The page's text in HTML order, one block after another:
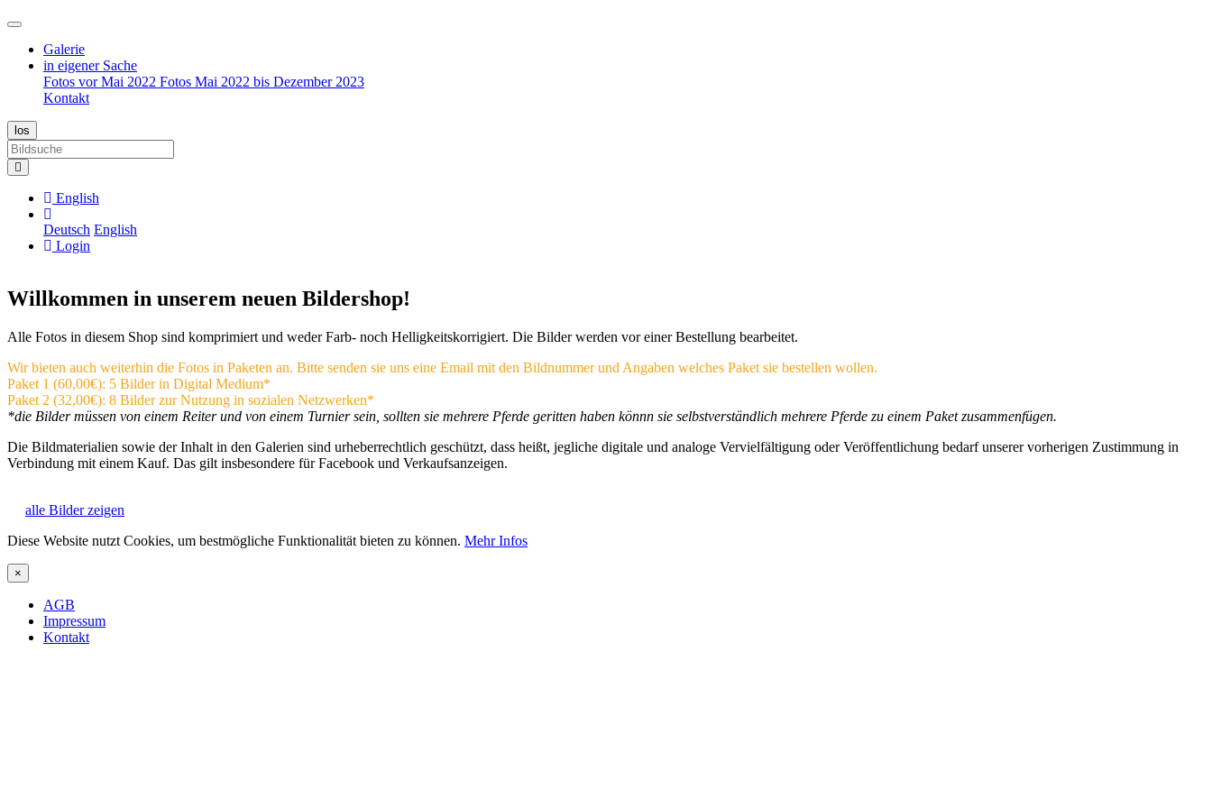
Galerie
in eigener Sache
Fotos vor Mai 2022 Fotos Mai 2022 bis Dezember 2023
Kontakt
English
Deutsch English
Login
Willkommen in unserem neuen Bildershop!
Alle Fotos in diesem Shop sind komprimiert und weder Farb- noch Helligkeitskorrigiert. Die Bilder werden vor einer Bestellung bearbeitet.
Wir bieten auch weiterhin die Fotos in Paketen an. Bitte senden sie uns eine Email mit den Bildnummer und Angaben welches Paket sie bestellen wollen.
Paket 1 (60,00€): 5 Bilder in Digital Medium*
Paket 2 (32,00€): 8 Bilder zur Nutzung in sozialen Netzwerken*
*die Bilder müssen von einem Reiter und von einem Turnier sein, sollten sie mehrere Pferde geritten haben könnn sie selbstverständlich mehrere Pferde zu einem Paket zusammenfügen.
Die Bildmaterialien sowie der Inhalt in den Galerien sind urheberrechtlich geschützt, dass heißt, jegliche digitale und analoge Vervielfältigung oder Veröffentlichung bedarf unserer vorherigen Zustimmung in
Verbindung mit einem Kauf. Das gilt insbesondere für Facebook und Verkaufsanzeigen.
alle Bilder zeigen
Diese Website nutzt Cookies, um bestmögliche Funktionalität bieten zu können. Mehr Infos
×
AGB
Impressum
Kontakt